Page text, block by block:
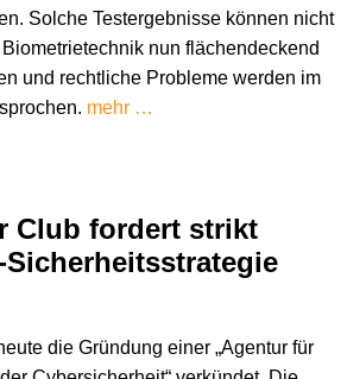
Solche Testergebnisse können nicht
nun flächendeckend
und rechtliche Probleme werden im
mehr …
Club fordert strikt
die Gründung einer „Agentur für